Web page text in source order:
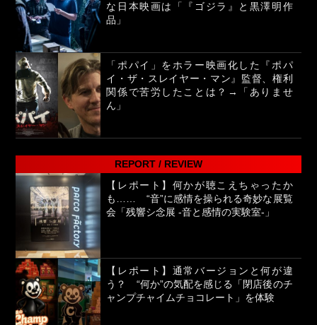
な日本映画は「『ゴジラ』と黒澤明作
品」
「ポパイ」をホラー映画化した『ポパ
イ・ザ・スレイヤー・マン』監督、権利
関係で苦労したことは？→「ありませ
ん」
REPORT / REVIEW
【レポート】何かが聴こえちゃったか
も…… “音”に感情を操られる奇妙な展覧
会「残響シ念展 -⾳と感情の実験室-」
【レポート】通常バージョンと何が違
う？ “何か”の気配を感じる「閉店後のチ
ャンプチャイムチョコレート」を体験